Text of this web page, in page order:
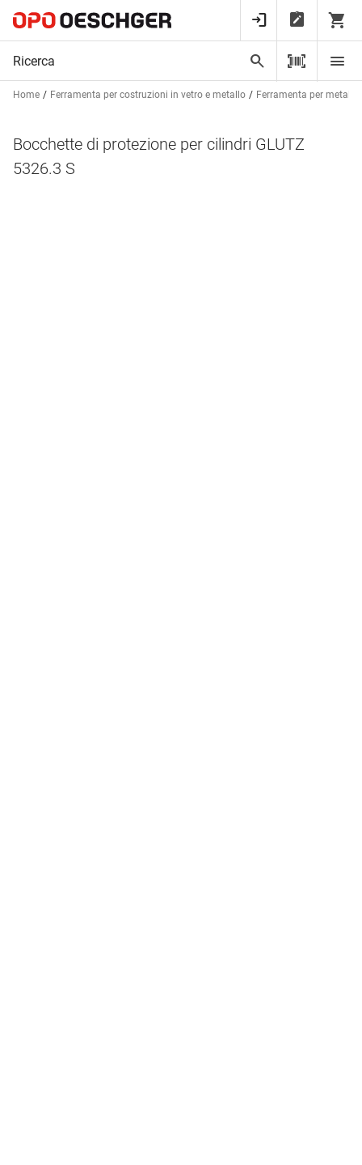
Home Ferramenta per costruzioni in vetro e metallo Ferramenta per
Bocchette di protezione per cilindri GLUTZ
5326.3 S